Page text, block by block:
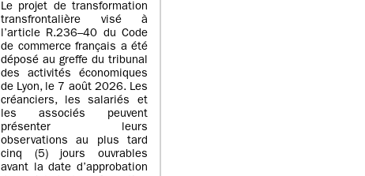
Le projet de transformation
transfrontalière visé à
l’article R.236–40 du Code
de commerce français a été
déposé au greffe du tribunal
des activités économiques
de Lyon, le 7 août 2026. Les
créanciers, les salariés et
les associés peuvent
présenter leurs
observations au plus tard
cinq (5) jours ouvrables
avant la date d’approbation